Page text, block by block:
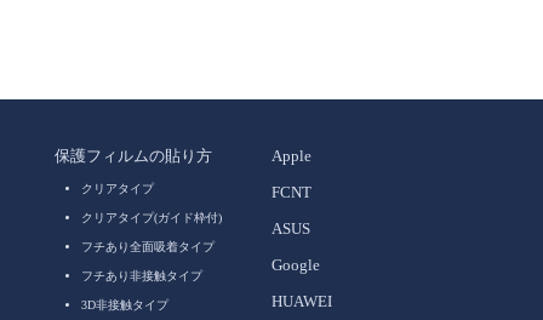
保護フィルムの貼り方
クリアタイプ
クリアタイプ(ガイド枠付)
フチあり全面吸着タイプ
フチあり非接触タイプ
3D非接触タイプ
Apple
FCNT
ASUS
Google
HUAWEI